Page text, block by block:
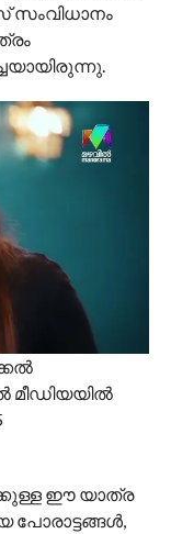
സംവിധാനം
ഈ യാത്ര
പോരാട്ടങ്ങൾ,